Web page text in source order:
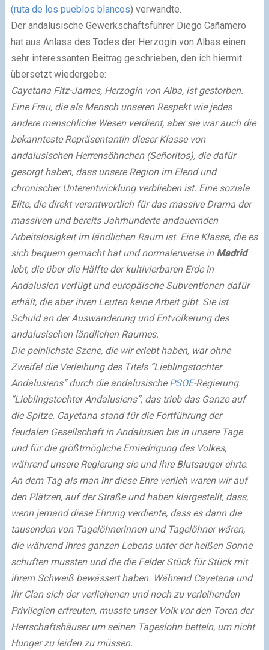
(ruta de los pueblos blancos) verwandte.
Der andalusische Gewerkschaftsführer Diego Cañamero
hat aus Anlass des Todes der Herzogin von Albas einen
sehr interessanten Beitrag geschrieben, den ich hiermit
übersetzt wiedergebe:
Cayetana Fitz-James, Herzogin von Alba, ist gestorben.
Eine Frau, die als Mensch unseren Respekt wie jedes
andere menschliche Wesen verdient, aber sie war auch die
bekannteste Repräsentantin dieser Klasse von
andalusischen Herrensöhnchen (Señoritos), die dafür
gesorgt haben, dass unsere Region im Elend und
chronischer Unterentwicklung verblieben ist. Eine soziale
Elite, die direkt verantwortlich für das massive Drama der
massiven und bereits Jahrhunderte andauernden
Arbeitslosigkeit im ländlichen Raum ist. Eine Klasse, die es
sich bequem gemacht hat und normalerweise in Madrid
lebt, die über die Hälfte der kultivierbaren Erde in
Andalusien verfügt und europäische Subventionen dafür
erhält, die aber ihren Leuten keine Arbeit gibt. Sie ist
Schuld an der Auswanderung und Entvölkerung des
andalusischen ländlichen Raumes.
Die peinlichste Szene, die wir erlebt haben, war ohne
Zweifel die Verleihung des Titels “Lieblingstochter
Andalusiens” durch die andalusischePSOE-Regierung.
“Lieblingstochter Andalusiens”, das trieb das Ganze auf
die Spitze. Cayetana stand für die Fortführung der
feudalen Gesellschaft in Andalusien bis in unsere Tage
und für die größtmögliche Erniedrigung des Volkes,
während unsere Regierung sie und ihre Blutsauger ehrte.
An dem Tag als man ihr diese Ehre verlieh waren wir auf
den Plätzen, auf der Straße und haben klargestellt, dass,
wenn jemand diese Ehrung verdiente, dass es dann die
tausenden von Tagelöhnerinnen und Tagelöhner wären,
die während ihres ganzen Lebens unter der heißen Sonne
schuften mussten und die die Felder Stück für Stück mit
ihrem Schweiß bewässert haben. Während Cayetana und
ihr Clan sich der verliehenen und noch zu verleihenden
Privilegien erfreuten, musste unser Volk vor den Toren der
Herrschaftshäuser um seinen Tageslohn betteln, um nicht
Hunger zu leiden zu müssen.